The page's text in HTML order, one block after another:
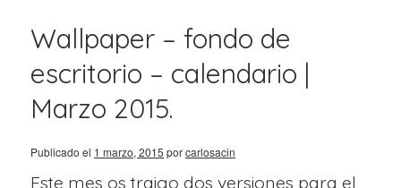
Wallpaper – fondo de
escritorio – calendario |
Marzo 2015.
Publicado el 1 marzo, 2015 porcarlosacin
Este mes os traigo dos versiones para el